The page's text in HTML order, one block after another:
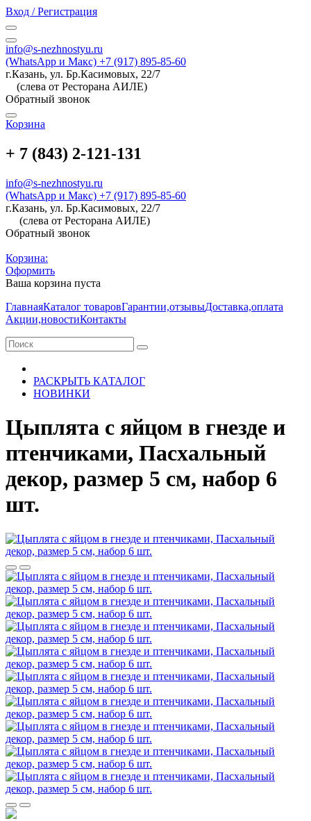
Вход / Регистрация
info@s-nezhnostyu.ru
(WhatsApp и Макс) +7 (917) 895-85-60
г.Казань, ул. Бр.Касимовых, 22/7
(слева от Ресторана АИЛЕ)
Обратный звонок
Корзина
+ 7 (843) 2-121-131
info@s-nezhnostyu.ru
(WhatsApp и Макс) +7 (917) 895-85-60
г.Казань, ул. Бр.Касимовых, 22/7
(слева от Ресторана АИЛЕ)
Обратный звонок
Корзина:
Оформить
Ваша корзина пуста
ГлавнаяКаталог товаровГарантии,отзывыДоставка,оплата
Акции,новостиКонтакты
РАСКРЫТЬ КАТАЛОГ
НОВИНКИ
Цыплята с яйцом в гнезде и
птенчиками, Пасхальный
декор, размер 5 см, набор 6
шт.